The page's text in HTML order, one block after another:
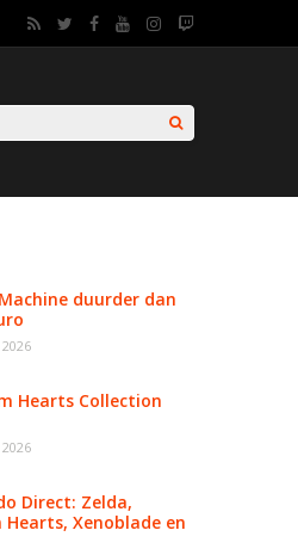
duurder dan
2026
Hearts Collection
2026
Direct: Zelda,
Hearts, Xenoblade en